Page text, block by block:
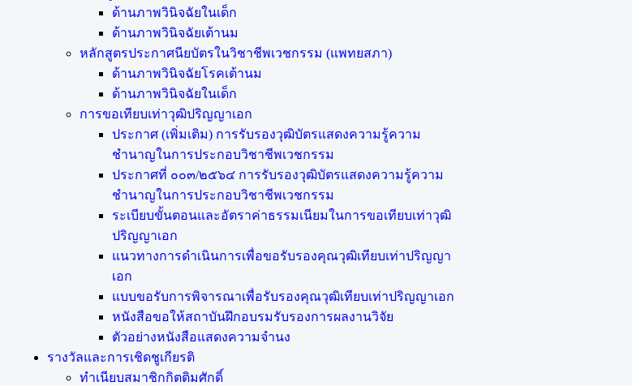
ด้านภาพวินิจฉัยในเด็ก
ด้านภาพวินิจฉัยเต้านม
หลักสูตรประกาศนียบัตรในวิชาชีพเวชกรรม (แพทยสภา)
ด้านภาพวินิจฉัยโรคเต้านม
ด้านภาพวินิจฉัยในเด็ก
การขอเทียบเท่า​วุฒิปริญญา​เอก
ประกาศ (เพิ่มเติม) การรับรองวุฒิบัตรแสดงความรู้ความ
ชำนาญในการประกอบวิชาชีพเวชกรรม
ประกาศที่ ๐๐๓/๒๕๖๔ การรับรองวุฒิบัตรแสดงความรู้ความ
ชำนาญในการประกอบวิชาชีพเวชกรรม
ระเบียบขั้นตอนและอัตราค่าธรรมเนียมในการขอเทียบเท่าวุฒิ
ปริญญาเอก
แนวทางการดำเนินการเพื่อขอรับรองคุณวุฒิเทียบเท่าปริญญา
เอก
แบบขอรับการพิจารณาเพื่อรับรองคุณวุฒิเทียบเท่าปริญญาเอก
หนังสือขอให้สถาบันฝึกอบรมรับรองการผลงานวิจัย
ตัวอย่างหนังสือแสดงความจำนง
รางวัลและการเชิดชูเกียรติ
ทำเนียบสมาชิกกิตติมศักดิ์